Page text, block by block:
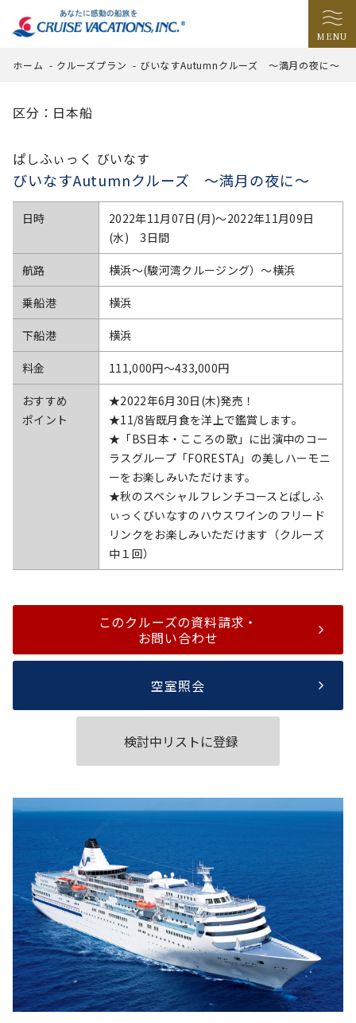
MENU
ホーム - クルーズプラン - びいなすAutumnクルーズ ～満月の夜に～
区分：日本船
ぱしふぃっく びいなす
びいなすAutumnクルーズ ～満月の夜に～
日時
2022年11月07日(月)〜2022年11月09日
(水) 3日間
航路 横浜～(駿河湾クルージング）～横浜
乗船港 横浜
下船港 横浜
料金 111,000円〜433,000円
おすすめ
ポイント
★2022年6月30日(木)発売！
★11/8皆既月食を洋上で鑑賞します。
★「BS日本・こころの歌」に出演中のコー
ラスグループ「FORESTA」の美しハーモニ
ーをお楽しみいただけます。
★秋のスペシャルフレンチコースとぱしふ
ぃっくびいなすのハウスワインのフリード
リンクをお楽しみいただけます（クルーズ
中１回）
このクルーズの資料請求・
お問い合わせ
空室照会
検討中リストに登録